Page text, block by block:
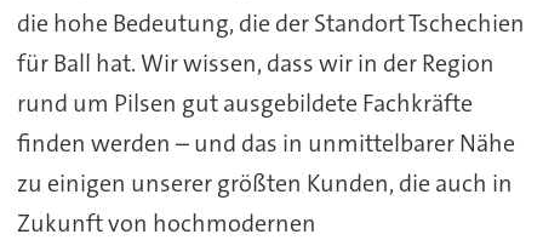
die hohe Bedeutung, die der Standort Tschechien
für Ball hat. Wir wissen, dass wir in der Region
rund um Pilsen gut ausgebildete Fachkräfte
finden werden – und das in unmittelbarer Nähe
zu einigen unserer größten Kunden, die auch in
Zukunft von hochmodernen